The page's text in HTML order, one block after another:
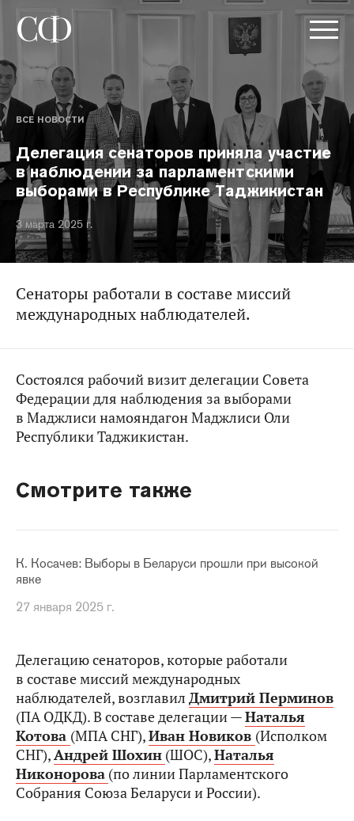
ВСЕ НОВОСТИ
Делегация сенаторов приняла участие
в наблюдении за парламентскими
выборами в Республике Таджикистан
3 марта 2025 г.
Сенаторы работали в составе миссий
международных наблюдателей.
Состоялся рабочий визит делегации Совета
Федерации для наблюдения за выборами
в Маджлиси намояндагон Маджлиси Оли
Республики Таджикистан.
Смотрите также
К. Косачев: Выборы в Беларуси прошли при высокой
явке
27 января 2025 г.
Делегацию сенаторов, которые работали
в составе миссий международных
наблюдателей, возглавил Дмитрий Перминов
(ПА ОДКД). В составе делегации —Наталья
Котова (МПА СНГ),Иван Новиков (Исполком
СНГ),Андрей Шохин (ШОС),Наталья
Никонорова (по линии Парламентского
Собрания Союза Беларуси и России).